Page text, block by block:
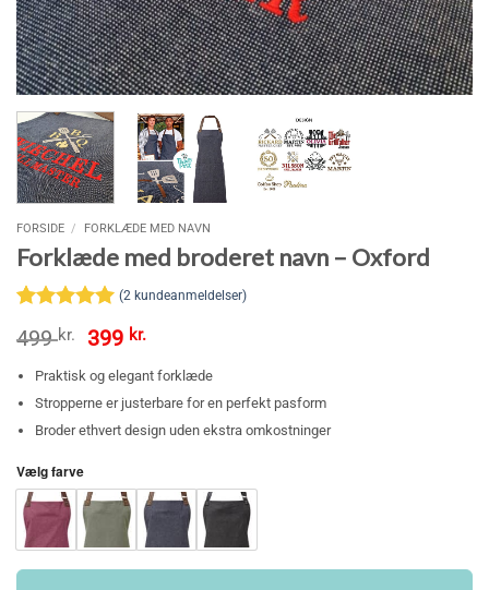
FORSIDE / FORKLÆDE MED NAVN
Forklæde med broderet navn – Oxford
Bedømt
som5ud
baseret på
kundebedømmelser
(2 kundeanmeldelser)
499kr.
Den
pris
var:
499 kr..
399 kr.Den
pris
er:
399 kr..
Praktisk og elegant forklæde
Stropperne er justerbare for en perfekt pasform
Broder ethvert design uden ekstra omkostninger
Vælg farve